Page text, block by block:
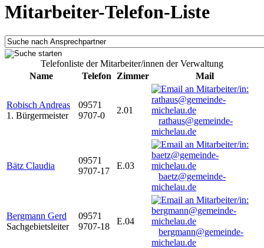
Mitarbeiter-Telefon-Liste
Telefonliste der Mitarbeiter/innen der Verwaltung
Name
Telefon Zimmer Mail
Robisch Andreas
1. Bürgermeister
09571
9707-0
2.01
rathaus@gemeinde-
michelau.de
Bätz Claudia
09571
9707-17
E.03
baetz@gemeinde-
michelau.de
Bergmann Gerd
Sachgebietsleiter
09571
9707-18
E.04
bergmann@gemeinde-
michelau.de